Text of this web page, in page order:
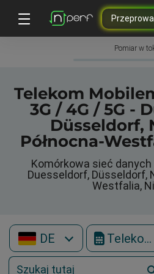
Pomiar w
Telekom
3G / 4G / 5G -
Düsseldorf,
Północna-
Komórkowa sieć
Duesseldorf, Düsseldorf,
Westfalia,
DE Telekom Mobile